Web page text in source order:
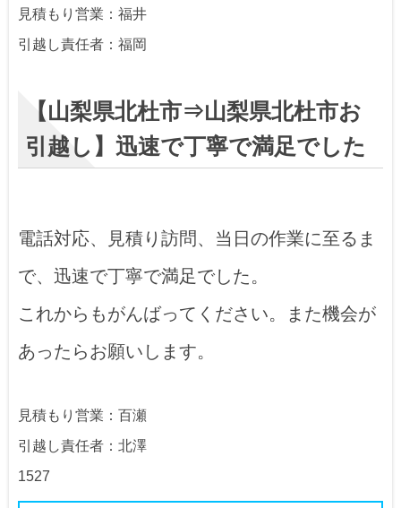
見積もり営業：福井
引越し責任者：福岡
【山梨県北杜市⇒山梨県北杜市お
引越し】迅速で丁寧で満足でした
電話対応、見積り訪問、当日の作業に至るま
で、迅速で丁寧で満足でした。
これからもがんばってください。また機会が
あったらお願いします。
見積もり営業：百瀬
引越し責任者：北澤
1527